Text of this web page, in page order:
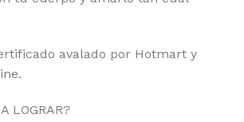
avalado por Hotmart y
LOGRAR?